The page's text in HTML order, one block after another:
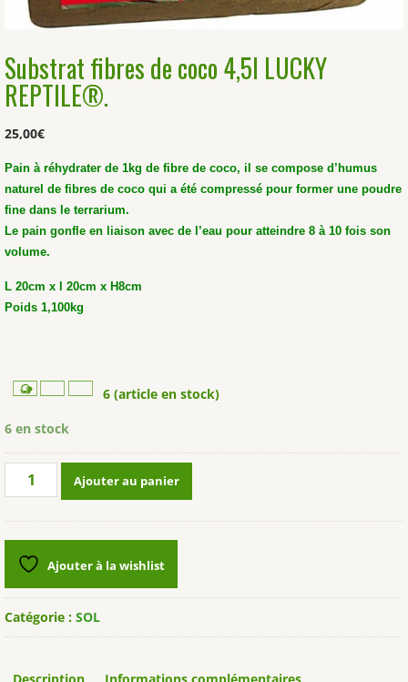
Substrat fibres de coco 4,5l LUCKY
REPTILE®.
25,00€
Pain à réhydrater de 1kg de fibre de coco, il se compose d’humus
naturel de fibres de coco qui a été compressé pour former une poudre
fine dans le terrarium.
Le pain gonfle en liaison avec de l’eau pour atteindre 8 à 10 fois son
volume.
L 20cm x l 20cm x H8cm
Poids 1,100kg
6 (article en stock)
6 en stock
quantité
coco
4,5l
LUCKY
Ajouter au panier
Ajouter à la wishlist
Catégorie : SOL
Description Informations complémentaires